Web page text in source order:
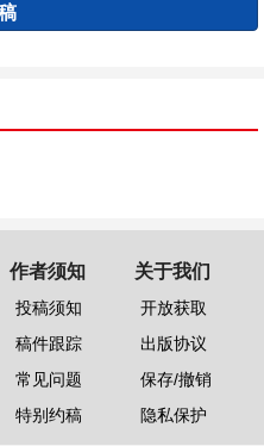
作者须知
投稿须知
稿件跟踪
常见问题
特别约稿
关于我们
开放获取
出版协议
保存/撤销
隐私保护